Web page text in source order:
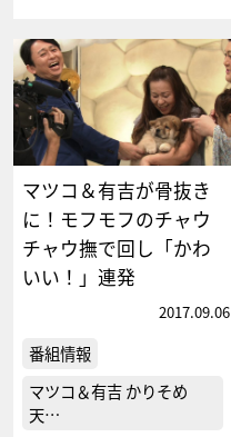
マツコ＆有吉が骨抜き
に！モフモフのチャウ
チャウ撫で回し「かわ
いい！」連発
2017.09.06
番組情報
マツコ＆有吉 かりそめ
天…